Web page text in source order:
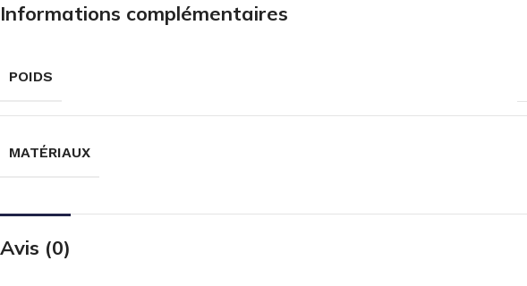
Informations complémentaires
POIDS
MATÉRIAUX
Avis (0)